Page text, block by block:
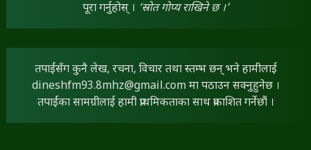
पूरा गर्नुहोस् । ‘स्रोत गोप्य राखिने छ ।’
तपाईंसँग कुनै लेख, रचना, विचार तथा स्तम्भ छन् भने हामीलाई
dineshfm93.8mhz@gmail.comमा पठाउन सक्नुहुनेछ ।
तपाईंका सामग्रीलाई हामी प्राथमिकताका साथ प्रकाशित गर्नेछौं ।